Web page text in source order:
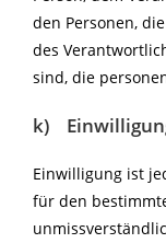
den Personen,
des
sind, die
k)
Einwilligung ist
für den